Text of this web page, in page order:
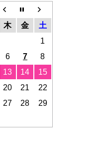
木 金
土
1
6 7
8
13 14
15
20 21
22
27 28
29